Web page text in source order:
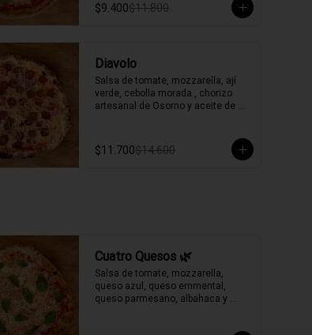
$9.400$11.800
Diavolo
Salsa de tomate, mozzarella, ají
verde, cebolla morada , chorizo
artesanal de Osorno y aceite de
$11.700$14.600
Cuatro Quesos 🌿
Salsa de tomate, mozzarella,
queso azul, queso emmental,
queso parmesano, albahaca y